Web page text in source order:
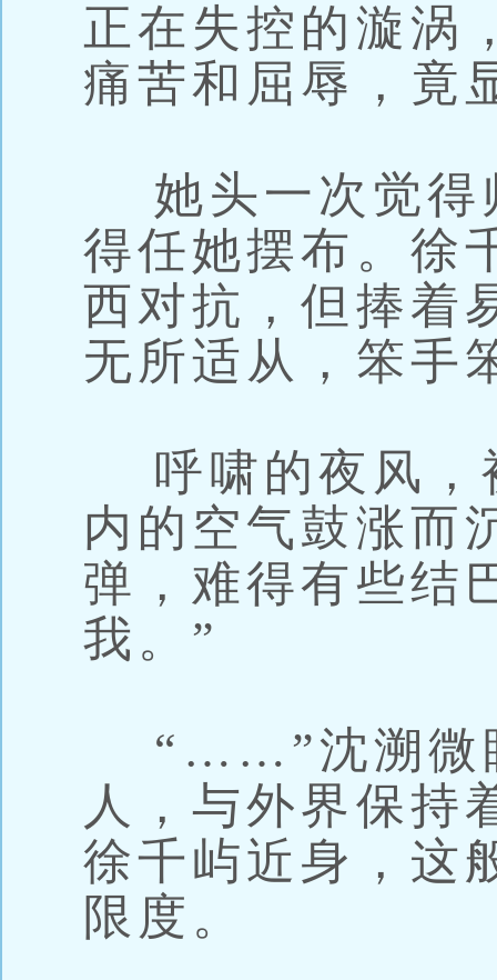
正在失控的漩涡
痛苦和屈辱，竟
她头一次觉得
得任她摆布。徐
西对抗，但捧着
无所适从，笨手
呼啸的夜风，
内的空气鼓涨而
弹，难得有些结
我。”
“……”沈溯微
人，与外界保持
徐千屿近身，这
限度。